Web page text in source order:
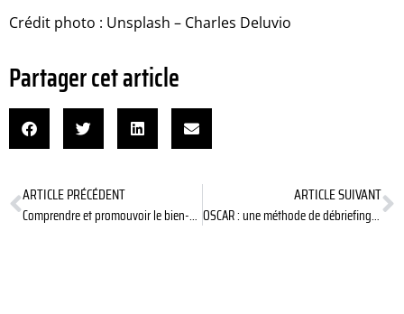
Crédit photo : Unsplash – Charles Deluvio
Partager cet article
ARTICLE PRÉCÉDENT
Comprendre et promouvoir le bien-être humain avec les 10 capabilités fondamentales de Martha Nussbaum
ARTICLE SUIVANT
OSCAR : une méthode de débriefing efficace